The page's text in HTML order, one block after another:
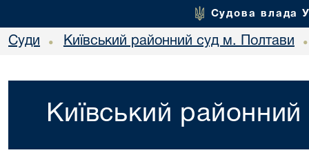
Судова влада
Суди • Київський районний суд м. Полтави •
Київський